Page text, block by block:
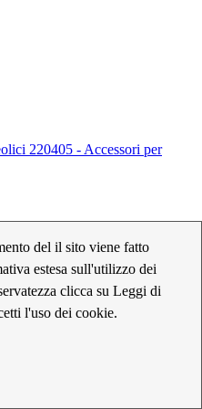
del il sito viene fatto
estesa sull'utilizzo dei
clicca su Leggi di
l'uso dei cookie.
220405 - Accessori per
per impianti fotovoltaici
configurazione per impianti